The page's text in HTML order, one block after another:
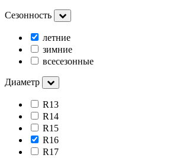
Сезонность
летние
зимние
всесезонные
Диаметр
R13
R14
R15
R16
R17